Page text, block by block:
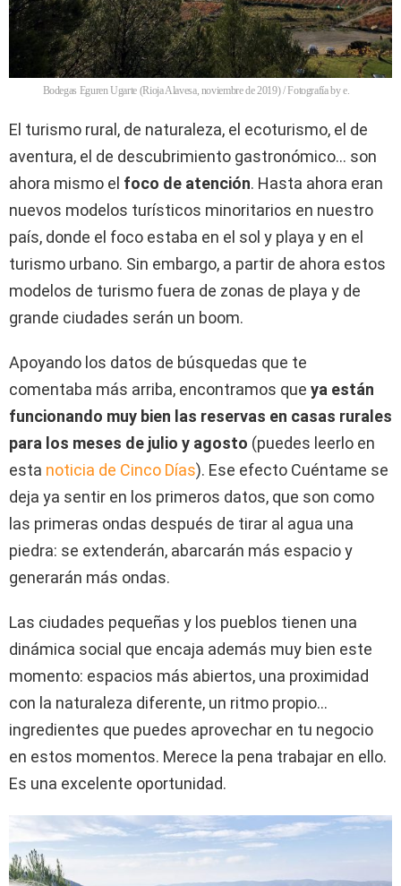
Bodegas Eguren Ugarte (Rioja Alavesa, noviembre de 2019) / Fotografía by e.
El turismo rural, de naturaleza, el ecoturismo, el de
aventura, el de descubrimiento gastronómico… son
ahora mismo el foco de atención. Hasta ahora eran
nuevos modelos turísticos minoritarios en nuestro
país, donde el foco estaba en el sol y playa y en el
turismo urbano. Sin embargo, a partir de ahora estos
modelos de turismo fuera de zonas de playa y de
grande ciudades serán un boom.
Apoyando los datos de búsquedas que te
comentaba más arriba, encontramos que ya están
funcionando muy bien las reservas en casas rurales
para los meses de julio y agosto (puedes leerlo en
esta noticia de Cinco Días). Ese efecto Cuéntame se
deja ya sentir en los primeros datos, que son como
las primeras ondas después de tirar al agua una
piedra: se extenderán, abarcarán más espacio y
generarán más ondas.
Las ciudades pequeñas y los pueblos tienen una
dinámica social que encaja además muy bien este
momento: espacios más abiertos, una proximidad
con la naturaleza diferente, un ritmo propio…
ingredientes que puedes aprovechar en tu negocio
en estos momentos. Merece la pena trabajar en ello.
Es una excelente oportunidad.